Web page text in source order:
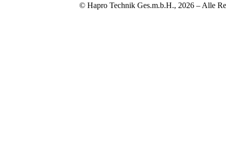
© Hapro Technik Ges.m.b.H., 2026 – Alle